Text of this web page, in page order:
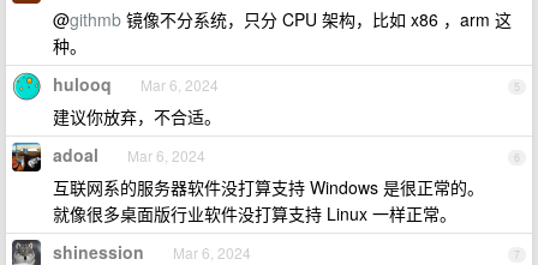
@githmb 镜像不分系统，只分 CPU 架构，比如 x86 ，arm 这
种。
5
hulooq Mar 6, 2024
建议你放弃，不合适。
6
adoal Mar 6, 2024
互联网系的服务器软件没打算支持 Windows 是很正常的。
就像很多桌面版行业软件没打算支持 Linux 一样正常。
7
shinession Mar 6, 2024